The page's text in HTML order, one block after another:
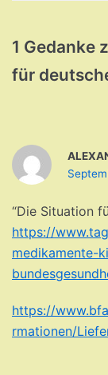
1 Gedanke
für
“Die Situation
https://
medikamente-
https://
rmationen/